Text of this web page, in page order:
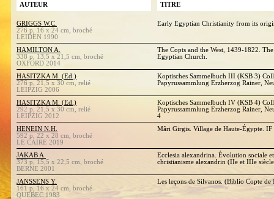
AUTEUR TITRE
GRIGGS W.C.
276 p, 16 x 24 cm, broché
LEIDEN 1990
Early Egyptian Christianity from its
HAMILTON A.
338 p, 13,5 x 21,5 cm, broché
OXFORD 2014
The Copts and the West, 1439-1822.
Egyptian Church.
HASITZKA M. (Ed.)
276 p, 21,5 x 30 cm, relié
LEIPZIG 2006
Koptisches Sammelbuch III (KSB 3)
Papyrussammlung Erzherzog Rainer,
HASITZKA M. (Ed.)
292 p, 21,5 x 30 cm, relié
LEIPZIG 2012
Koptisches Sammelbuch IV (KSB 4)
Papyrussammlung Erzherzog Rainer,
4
HENEIN N.H.
592 p, 22 x 28 cm, broché
LE CAIRE 2019
Mâri Girgis. Village de Haute-Égypte. IF
JAKAB A.
373 p, 15,5 x 22,5 cm, broché
BERNE 2001
Ecclesia alexandrina. Évolution sociale
christianisme alexandrin (IIe et IIIe
JANSSENS Y.
161 p, 16 x 24 cm, broché
QUEBEC 1983
Les leçons de Silvanos. (Biblio Copte de